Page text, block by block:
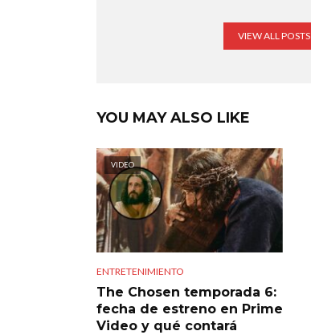
VIEW ALL POSTS
YOU MAY ALSO LIKE
VIDEO
ENTRETENIMIENTO
The Chosen temporada 6:
fecha de estreno en Prime
Video y qué contará